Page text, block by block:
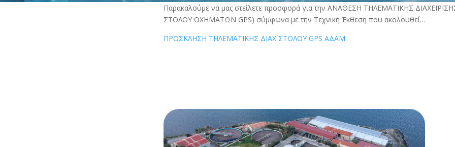
Παρακαλούμε να μας στείλετε προσφορά για την ΑΝΑΘΕΣΗ ΤΗΛΕΜΑΤΙΚΗΣ
ΣΤΟΛΟΥ ΟΧΗΜΑΤΩΝ GPS) σύμφωνα με την Τεχνική Έκθεση που ακολουθεί…
ΠΡΟΣΚΛΗΣΗ ΤΗΛΕΜΑΤΙΚΗΣ ΔΙΑΧ ΣΤΟΛΟΥ GPS ΑΔΑΜ